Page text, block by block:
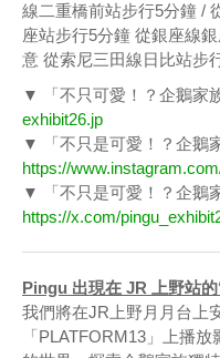
線二重橋前站步行5分鐘 /
座站步行5分鐘 從銀座線
意 從索尼三田線日比站步
▼ 「不只可愛！？企鵝家
exhibit26.jp
▼ 「不只是可愛！？企鵝
https://
▼ 「不只是可愛！？企鵝
https://x.com/
Pingu 出現在 JR 上野站的
我們將在JR上野月月台上
「PLATFORM13」上播